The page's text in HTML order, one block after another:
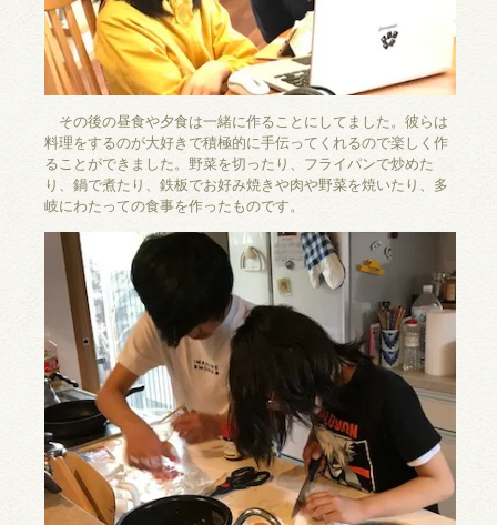
その後の昼食や夕食は一緒に作ることにしてました。彼らは
料理をするのが大好きで積極的に手伝ってくれるので楽しく作
ることができました。野菜を切ったり、フライパンで炒めた
り、鍋で煮たり、鉄板でお好み焼きや肉や野菜を焼いたり、多
岐にわたっての食事を作ったものです。